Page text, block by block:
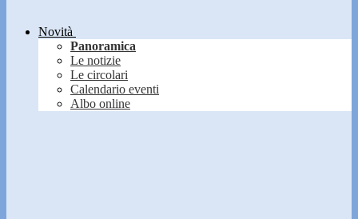
Novità
Panoramica
Le notizie
Le circolari
Calendario eventi
Albo online